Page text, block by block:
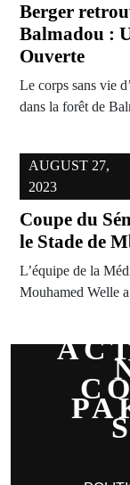
Berger
Balmadou :
Ouverte
Le corps sans vie
dans la forêt de
AUGUST 27,
2023
Coupe du
le Stade de
L’équipe de la
Mouhamed Welle